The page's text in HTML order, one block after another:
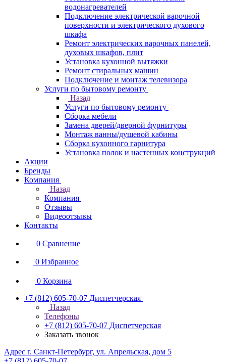
водонагревателей
Подключение электрической варочной
поверхности и электрического духового
шкафа
Ремонт электрических варочных панелей,
духовых шкафов, плит
Установка кухонной вытяжки
Ремонт стиральных машин
Подключение и монтаж телевизора
Услуги по бытовому ремонту
Назад
Услуги по бытовому ремонту
Сборка мебели
Замена дверей/дверной фурнитуры
Монтаж ванны/душевой кабины
Сборка кухонного гарнитура
Установка полок и настенных конструкций
Акции
Бренды
Компания
Назад
Компания
Отзывы
Видеоотзывы
Контакты
0 Сравнение
0 Избранное
0 Корзина
+7 (812) 605-70-07 Диспетчерская
Назад
Телефоны
+7 (812) 605-70-07 Диспетчерская
Заказать звонок
Адрес г. Санкт-Петербург, ул. Апрельская, дом 5